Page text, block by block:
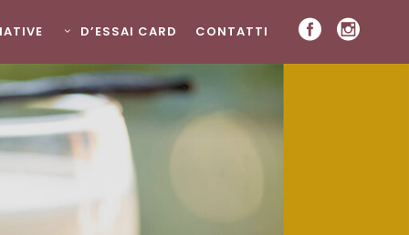
D’ESSAI CARD CONTATTI